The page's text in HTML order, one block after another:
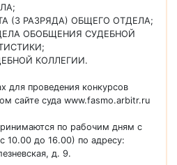
(3 РАЗРЯДА) ОБЩЕГО ОТДЕЛА;
ОБОБЩЕНИЯ СУДЕБНОЙ
КОЛЛЕГИИ.
для проведения конкурсов
сайте суда www.fasmo.arbitr.ru
по рабочим дням с
10.00 до 16.00) по адресу:
д. 9.